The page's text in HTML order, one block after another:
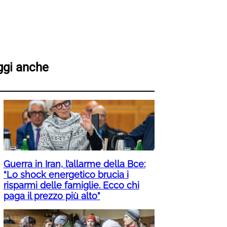
anche
Guerra in Iran, l’allarme della Bce:
“Lo shock energetico brucia i
risparmi delle famiglie. Ecco chi
paga il prezzo più alto”